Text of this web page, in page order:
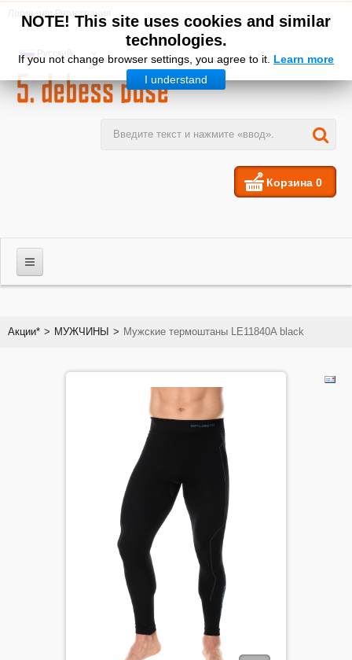
NOTE! This site uses cookies and similar
technologies.
If you not change browser settings, you agree to it. Learn more
I understand
Логин илиРегистрация
Русский
Корзина 0
Акции* > МУЖЧИНЫ > Мужские термоштаны LE11840A black